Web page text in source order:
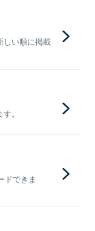
しい順に掲載
。
ドできま